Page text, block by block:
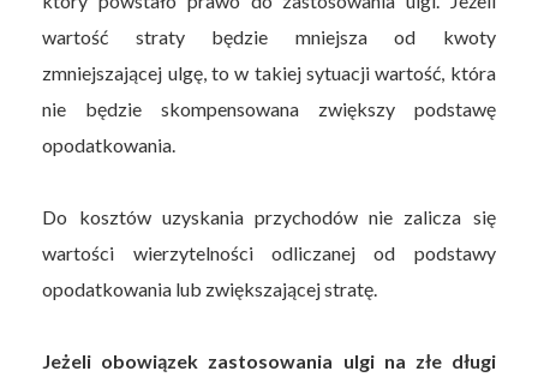
wartość straty będzie mniejsza od kwoty
zmniejszającej ulgę, to w takiej sytuacji wartość, która
nie będzie skompensowana zwiększy podstawę
opodatkowania.
Do kosztów uzyskania przychodów nie zalicza się
wartości wierzytelności odliczanej od podstawy
opodatkowania lub zwiększającej stratę.
Jeżeli obowiązek zastosowania ulgi na złe długi